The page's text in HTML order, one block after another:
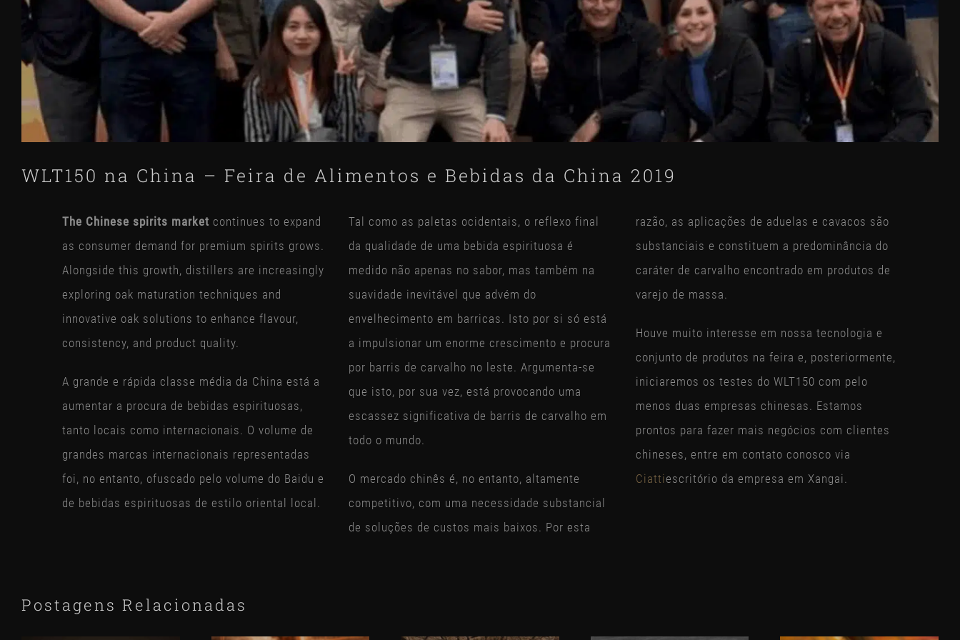
WLT150 na China – Feira de Alimentos e Bebidas da China 2019
The Chinese spirits market continues to expand
as consumer demand for premium spirits grows.
Alongside this growth, distillers are increasingly
exploring oak maturation techniques and
innovative oak solutions to enhance flavour,
consistency, and product quality.
A grande e rápida classe média da China está a
aumentar a procura de bebidas espirituosas,
tanto locais como internacionais. O volume de
grandes marcas internacionais representadas
foi, no entanto, ofuscado pelo volume do Baidu e
de bebidas espirituosas de estilo oriental local.
Tal como as paletas ocidentais, o reflexo final
da qualidade de uma bebida espirituosa é
medido não apenas no sabor, mas também na
suavidade inevitável que advém do
envelhecimento em barricas. Isto por si só está
a impulsionar um enorme crescimento e procura
por barris de carvalho no leste. Argumenta-se
que isto, por sua vez, está provocando uma
escassez significativa de barris de carvalho em
todo o mundo.
O mercado chinês é, no entanto, altamente
competitivo, com uma necessidade substancial
de soluções de custos mais baixos. Por esta
razão, as aplicações de aduelas e cavacos são
substanciais e constituem a predominância do
caráter de carvalho encontrado em produtos de
varejo de massa.
Houve muito interesse em nossa tecnologia e
conjunto de produtos na feira e, posteriormente,
iniciaremos os testes do WLT150 com pelo
menos duas empresas chinesas. Estamos
prontos para fazer mais negócios com clientes
chineses, entre em contato conosco via
Ciattiescritório da empresa em Xangai.
Postagens Relacionadas